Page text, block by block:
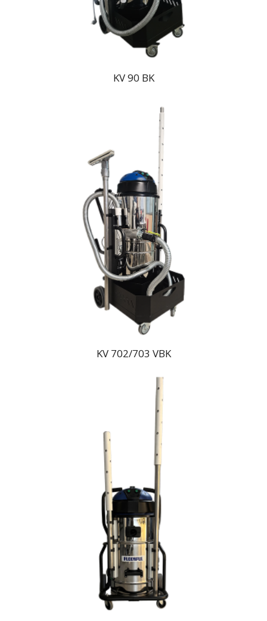
KV 90 BK
KV 702/703 VBK